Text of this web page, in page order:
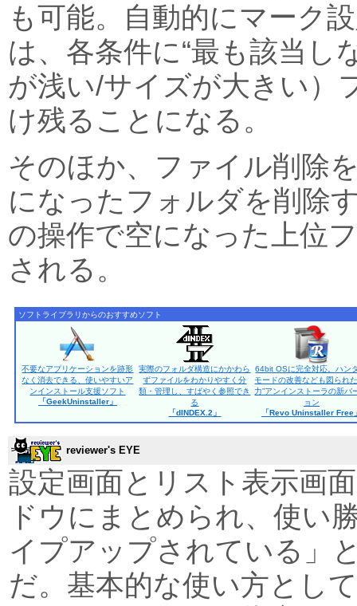
も可能。自動的にマーク
は、各条件に“最も該当し
が浅い/サイズが大きい）
け残ることになる。
そのほか、ファイル削除
になったフォルダを削除
の操作で空になった上位
される。
ソフトライブラリからのおすすめソフト
不要なアプリケーションを跡形
なく消去できる、使いやすいア
ンインストール支援ソフト
「GeekUninstaller」
実際のフォルダ構造にかかわら
ずファイルをわかりやすく分
類・管理し、すばやく参照でき
る
「dINDEX.2」
64bit OSに完全対応。ハン
モードの改善なども図られ
力”アンインストーラの新バ
ョン
「Revo Uninstaller Free
reviewer's EYE
設定画面とリスト表示画
ドウにまとめられ、使い
イプアップされている」
だ。基本的な使い方とし